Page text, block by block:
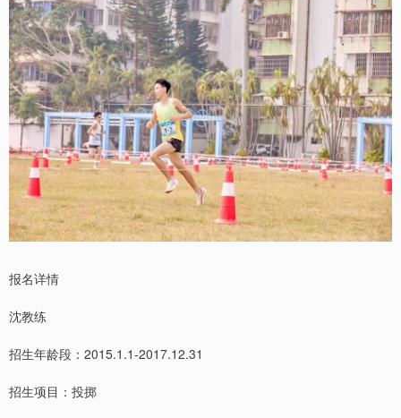
报名详情
沈教练
招生年龄段：2015.1.1-2017.12.31
招生项目：投掷